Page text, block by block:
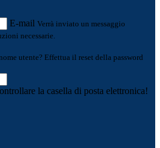
E-mail Verrà inviato un messaggio
necessarie.
utente? Effettua il reset della password
la casella di posta elettronica!